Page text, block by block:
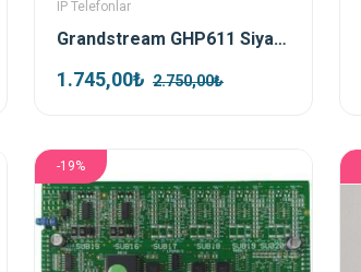
IP Telefonlar
Grandstream GHP611 Siyah Ip Duvar Telefonu
1.745,00₺ 2.750,00₺
-19%